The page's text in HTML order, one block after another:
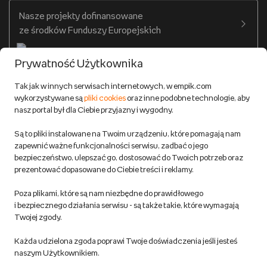
Zwroty
Reklamacje
Regulamin empik.com
Pozostałe Regulaminy Empiku
Polityka prywatności empik.com
produktów niebezpiecznych
Do 100 zł na pierwsze zakupy w aplikacji. Pobierz i
korzystaj z kodów zniżkowych.Dowiedz się więcej
Nasze projekty dofinansowane
ze środków Funduszy Europejskich
Prywatność Użytkownika
Tak jak w innych serwisach internetowych, w empik.com
wykorzystywane sąpliki cookiesoraz inne podobne technologie, aby
nasz portal był dla Ciebie przyjazny i wygodny.
Są to pliki instalowane na Twoim urządzeniu, które pomagają nam
zapewnić ważne funkcjonalności serwisu, zadbać o jego
bezpieczeństwo, ulepszać go, dostosować do Twoich potrzeb oraz
prezentować dopasowane do Ciebie treści i reklamy.
Poza plikami, które są nam niezbędne do prawidłowego
i bezpiecznego działania serwisu - są także takie, które wymagają
Twojej zgody.
Każda udzielona zgoda poprawi Twoje doświadczenia jeśli jesteś
naszym Użytkownikiem.